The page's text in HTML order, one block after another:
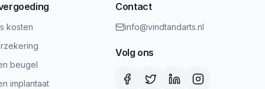
kosten
beugel
implantaat
Contact
info@vindtandarts.nl
Volg ons